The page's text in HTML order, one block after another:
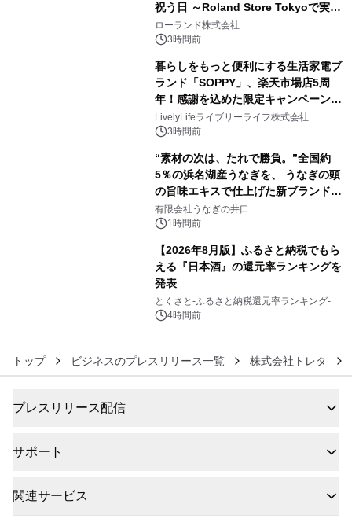
祝う日 ～Roland Store Tokyoで実機
を展示しての 記念キャンペーンを開
催 英国ラジオ「NTS」の 特別プログ
アーティストを フィーチャーしたアニ
メーションを公開～
ローランド株式会社
3時間前
暮らしをもっと便利にする生活家電ブ
ランド「SOPPY」、楽天市場店5周
年！感謝を込めた限定キャンペーンを
8月10日より開催
LivelyLifeライブリーライフ株式会社
3時間前
“素材の次は、たれで勝負。”全国約
5％の浜名湖産うなぎを、 うなぎの頭
の旨味エキスで仕上げた新ブランド
「井口の誉」誕生
有限会社うなぎの井口
1時間前
【2026年8月版】ふるさと納税でもら
える『日本酒』の還元率ランキングを
発表
とくさと-ふるさと納税還元率ランキング-
4時間前
トップ ビジネスのプレスリリース一覧 株式会社トレタ
プレスリリース配信
サポート
関連サービス